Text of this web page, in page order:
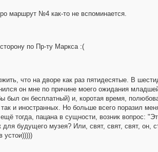
маршрут №4 как-то не вспоминается.
по Пр-ту Маркса :(
что на дворе как раз пятидесятые. В
он мне по причине моего ожидания
был он бесплатный) и, коротая время,
и иностранных. Но больше всего поразил
тогда, пацана в сущности, возник вопрос:
будущего музея? Или, свят, свят, свят, он,
устои)))))